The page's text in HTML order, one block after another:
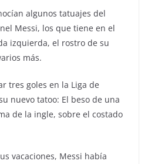
algunos tatuajes del
Messi, los que tiene en el
izquierda, el rostro de su
más.
tres goles en la Liga de
nuevo tatoo: El beso de una
de la ingle, sobre el costado
vacaciones, Messi había